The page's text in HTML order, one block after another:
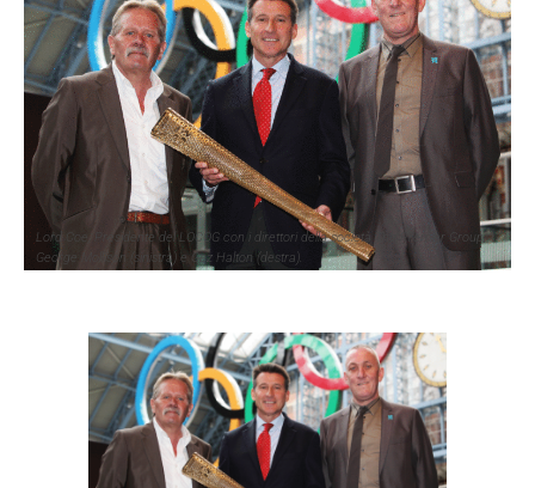
Lord Coe, Presidente del LOCOG con i direttori della società The Premier Group,
George Mollison (sinistra) e Gez Halton (destra).